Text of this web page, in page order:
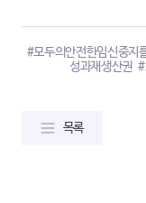
#모두의안전한임신중지
성과재생산권
목록